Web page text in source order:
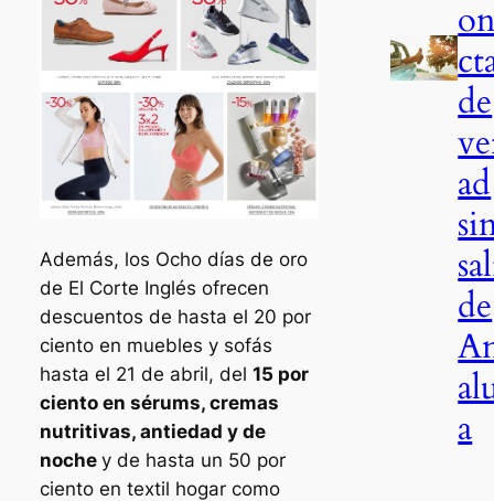
Además, los Ocho días de oro
de El Corte Inglés ofrecen
descuentos de hasta el 20 por
ciento en muebles y sofás
hasta el 21 de abril, del 15 por
ciento en sérums, cremas
nutritivas, antiedad y de
noche y de hasta un 50 por
ciento en textil hogar como
de
ad
de
a